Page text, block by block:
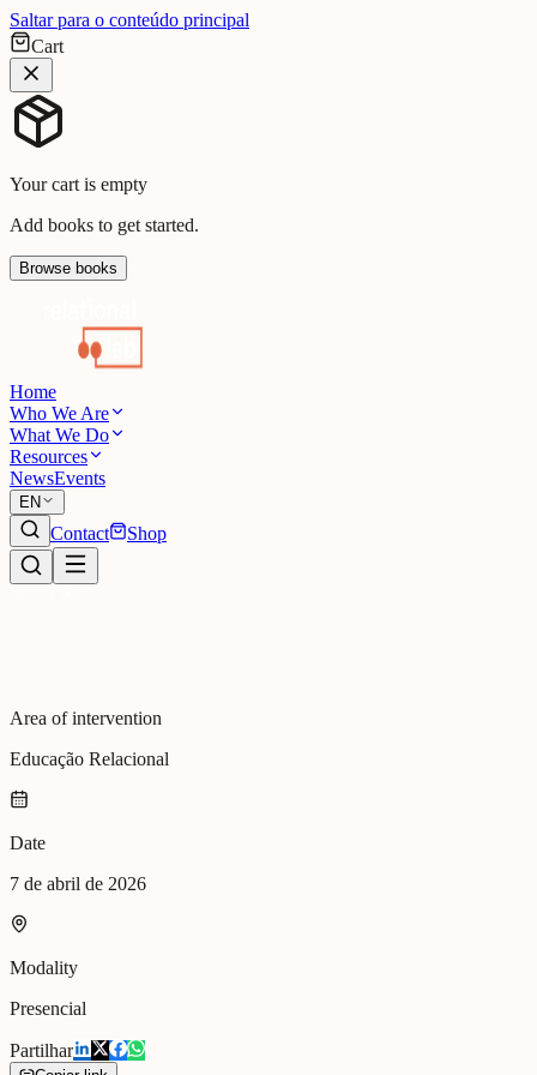
Saltar para o conteúdo principal
Cart
Your cart is empty
Add books to get started.
Browse books
Home
Who We Are
What We Do
Resources
NewsEvents
EN
Contact Shop
Area of intervention
Educação Relacional
Date
7 de abril de 2026
Modality
Presencial
Partilhar